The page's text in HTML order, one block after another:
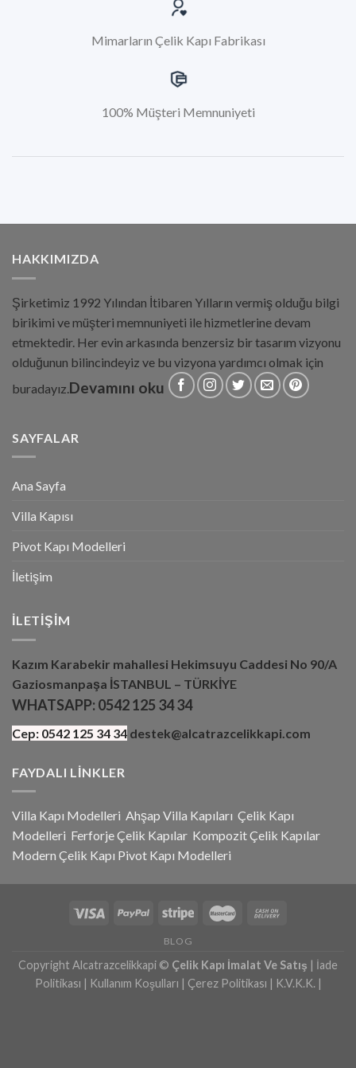
Mimarların Çelik Kapı Fabrikası
100% Müşteri Memnuniyeti
HAKKIMIZDA
Şirketimiz 1992 Yılından İtibaren Yılların vermiş olduğu bilgi
birikimi ve müşteri memnuniyeti ile hizmetlerine devam
etmektedir. Her evin arkasında benzersiz bir tasarım vizyonu
olduğunun bilincindeyiz ve bu vizyona yardımcı olmak için
buradayız. Devamını oku
SAYFALAR
Ana Sayfa
Villa Kapısı
Pivot Kapı Modelleri
İletişim
İLETIŞIM
Kazım Karabekir mahallesi Hekimsuyu Caddesi No 90/A
Gaziosmanpaşa İSTANBUL – TÜRKİYE
WHATSAPP: 0542 125 34 34
Cep: 0542 125 34 34 destek@alcatrazcelikkapi.com
FAYDALI LINKLER
Villa Kapı Modelleri Ahşap Villa Kapıları Çelik Kapı
Modelleri Ferforje Çelik Kapılar Kompozit Çelik Kapılar
Modern Çelik Kapı Pivot Kapı Modelleri
BLOG
Copyright Alcatrazcelikkapi © Çelik Kapı İmalat Ve Satış | İade
Politikası | Kullanım Koşulları | Çerez Politikası | K.V.K.K. |